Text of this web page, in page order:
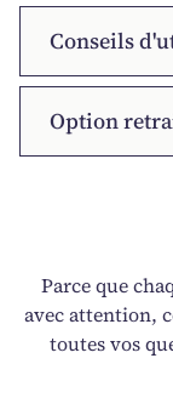
Conseils
Option
Parce que
avec attention,
toutes vos